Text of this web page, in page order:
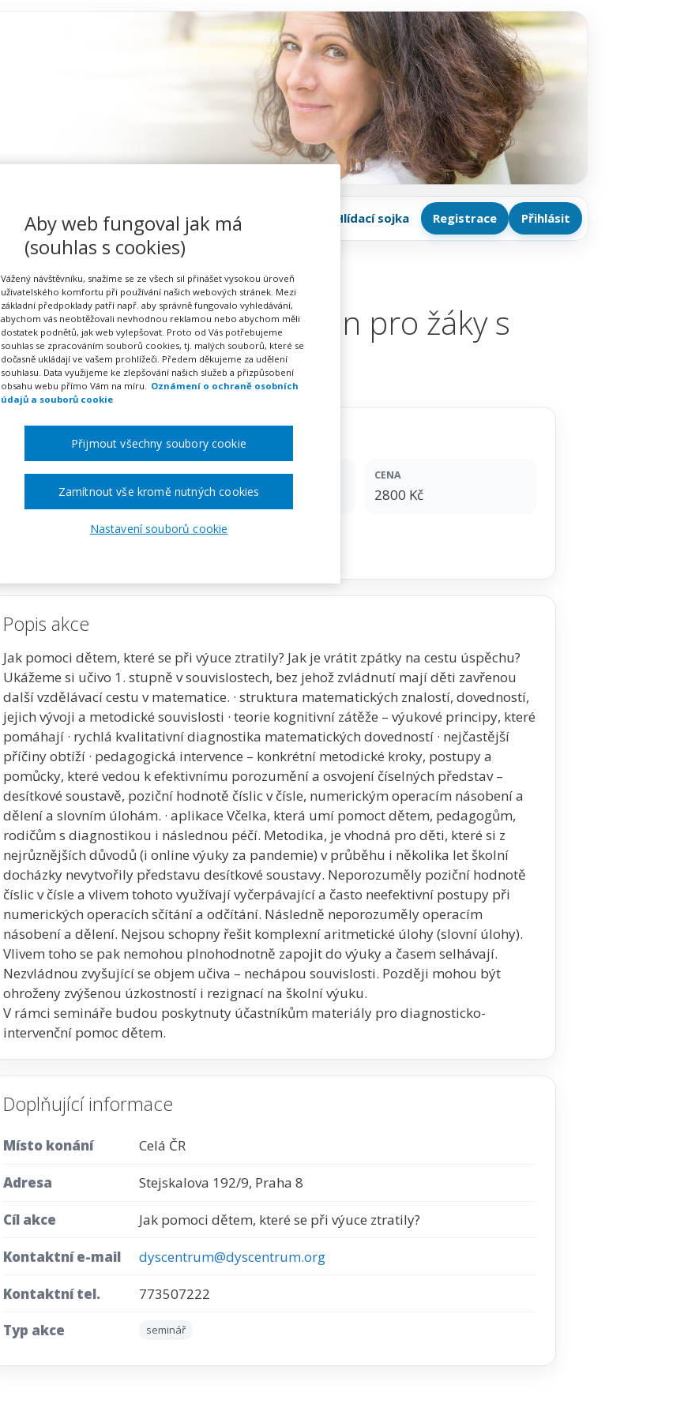
Proč se registrovat Hlídací sojka Registrace Přihlásit
Matematika názorně nejen pro žáky s
dyskalkulií
DYS-centrum Praha z. ú.
TERMÍN
09. 11. 2026
MÍSTO
Celá ČR
CENA
2800 Kč
Popis akce
Jak pomoci dětem, které se při výuce ztratily? Jak je vrátit zpátky na cestu úspěchu?
Ukážeme si učivo 1. stupně v souvislostech, bez jehož zvládnutí mají děti zavřenou
další vzdělávací cestu v matematice. · struktura matematických znalostí, dovedností,
jejich vývoji a metodické souvislosti · teorie kognitivní zátěže – výukové principy, které
pomáhají · rychlá kvalitativní diagnostika matematických dovedností · nejčastější
příčiny obtíží · pedagogická intervence – konkrétní metodické kroky, postupy a
pomůcky, které vedou k efektivnímu porozumění a osvojení číselných představ –
desítkové soustavě, poziční hodnotě číslic v čísle, numerickým operacím násobení a
dělení a slovním úlohám. · aplikace Včelka, která umí pomoct dětem, pedagogům,
rodičům s diagnostikou i následnou péčí. Metodika, je vhodná pro děti, které si z
nejrůznějších důvodů (i online výuky za pandemie) v průběhu i několika let školní
docházky nevytvořily představu desítkové soustavy. Neporozuměly poziční hodnotě
číslic v čísle a vlivem tohoto využívají vyčerpávající a často neefektivní postupy při
numerických operacích sčítání a odčítání. Následně neporozuměly operacím
násobení a dělení. Nejsou schopny řešit komplexní aritmetické úlohy (slovní úlohy).
Vlivem toho se pak nemohou plnohodnotně zapojit do výuky a časem selhávají.
Nezvládnou zvyšující se objem učiva – nechápou souvislosti. Později mohou být
ohroženy zvýšenou úzkostností i rezignací na školní výuku.
V rámci semináře budou poskytnuty účastníkům materiály pro diagnosticko-
intervenční pomoc dětem.
Doplňující informace
Místo konání Celá ČR
Adresa Stejskalova 192/9, Praha 8
Cíl akce Jak pomoci dětem, které se při výuce ztratily?
Kontaktní e-mail dyscentrum@dyscentrum.org
Kontaktní tel. 773507222
Typ akce seminář
Aby web fungoval jak má
(souhlas s cookies)
Vážený návštěvníku, snažíme se ze všech sil přinášet vysokou úroveň
uživatelského komfortu při používání našich webových stránek. Mezi
základní předpoklady patří např. aby správně fungovalo vyhledávání,
abychom vás neobtěžovali nevhodnou reklamou nebo abychom měli
dostatek podnětů, jak web vylepšovat. Proto od Vás potřebujeme
souhlas se zpracováním souborů cookies, tj. malých souborů, které se
dočasně ukládají ve vašem prohlížeči. Předem děkujeme za udělení
souhlasu. Data využijeme ke zlepšování našich služeb a přizpůsobení
obsahu webu přímo Vám na míru.
Oznámení o ochraně osobních
údajů a souborů cookie
Nastavení souborů cookie
Zamítnout vše kromě nutných cookies
Přijmout všechny soubory cookie